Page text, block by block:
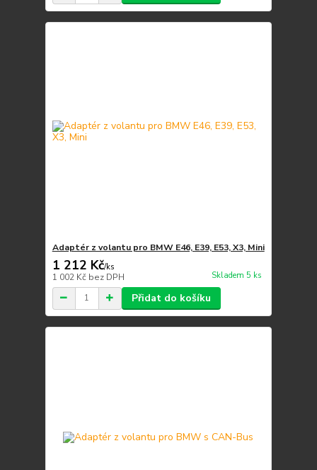
Adaptér z volantu pro BMW E46, E39, E53, X3, Mini
1 212 Kč/ks
1 002 Kč bez DPH Skladem 5 ks
Přidat do košíku